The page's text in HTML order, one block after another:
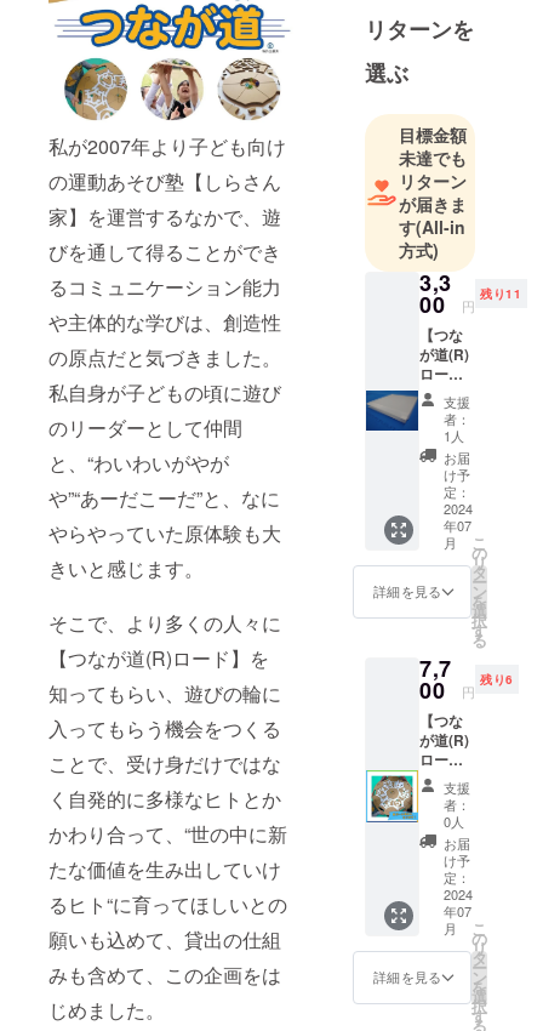
私が2007年より子ども向け
の運動あそび塾【しらさん
家】を運営するなかで、遊
びを通して得ることができ
るコミュニケーション能力
や主体的な学びは、創造性
の原点だと気づきました。
私自身が子どもの頃に遊び
のリーダーとして仲間
と、“わいわいがやが
や”“あーだこーだ”と、なに
やらやっていた原体験も大
きいと感じます。
そこで、より多くの人々に
【つなが道(R)ロード】を
知ってもらい、遊びの輪に
入ってもらう機会をつくる
ことで、受け身だけではな
く自発的に多様なヒトとか
かわり合って、“世の中に新
たな価値を生み出していけ
るヒト“に育ってほしいとの
願いも込めて、貸出の仕組
みも含めて、この企画をは
じめました。
合せを探
究、2007/4
～ 株式会社
笑足ねっと
代表取締役
「第二創
業」運動あ
そび塾【し
らさん家】
からだを
使ってヒト
と遊ぶ時間
と空間と仲
間づくりを
サポート、
2018「製造
業とクリエ
イティブ産
業のマッチ
ング支援事
業」(公益財
団法人 にい
がた産業創
デザイナー
と協働し
【つなが道
(R)ロード】
を、多様な
人々が笑い
合う・より
良くかかわ
り合うをコ
ンセプトに
開発、ヒト
が育ちチー
ムが育つ多
リターンを
選ぶ
目標金額
未達でも
リターン
が届きま
す(All-in
方式)
3,3
00 円
残り11
【つな
が道(R)
ロー
ド】
「貸出
運搬用
プラダ
ンケー
ス」購
入支援
アカウ
ント
名、社
名、氏
名の
ホーム
掲載、
または
お礼
メール
を選択
くださ
い。 社
名、氏
名をご
希望の
場合は
ご入力
をお願
いしま
す。
支援
者：
1人
お届
け予
定：
2024
年07
月
詳細を見る
こ
の
リ
タ
ー
ン
を
選
択
す
る
7,7
00 円
残り6
【つな
が道(R)
ロー
ド】『1
セッ
ト』3日
間貸
出：
7/23(火)
7/25(木)
＋往復
送料を
含む
支援
者：
0人
お届
け予
定：
2024
年07
月
詳細を見る
こ
の
リ
タ
ー
ン
を
選
択
す
る